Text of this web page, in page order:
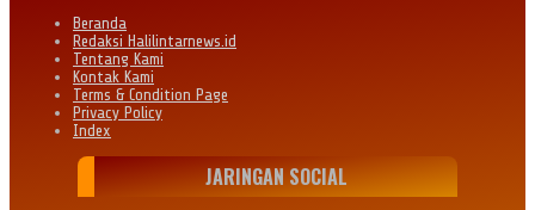
Beranda
Redaksi Halilintarnews.id
Tentang Kami
Kontak Kami
Terms & Condition Page
Privacy Policy
Index
JARINGAN SOCIAL